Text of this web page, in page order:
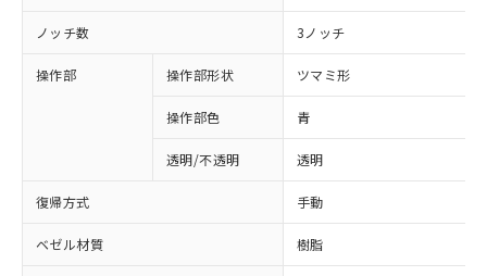
ノッチ数 3ノッチ
操作部 操作部形状 ツマミ形
操作部色 青
透明/不透明 透明
復帰方式 手動
ベゼル材質 樹脂